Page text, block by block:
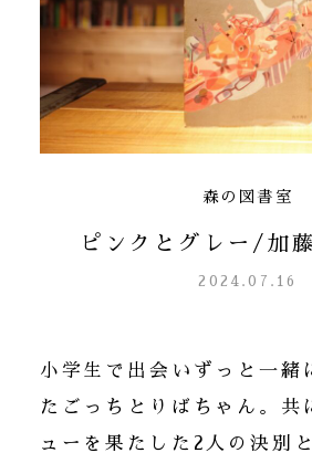
森の図書室
ピンクとグレー/加
2024.07.16
小学生で出会いずっと一緒
たごっちとりばちゃん。共
ューを果たした2人の決別